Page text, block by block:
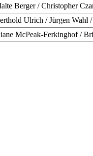
Berger / Christopher
Ulrich / Jürgen Wahl
McPeak-Ferkinghof /